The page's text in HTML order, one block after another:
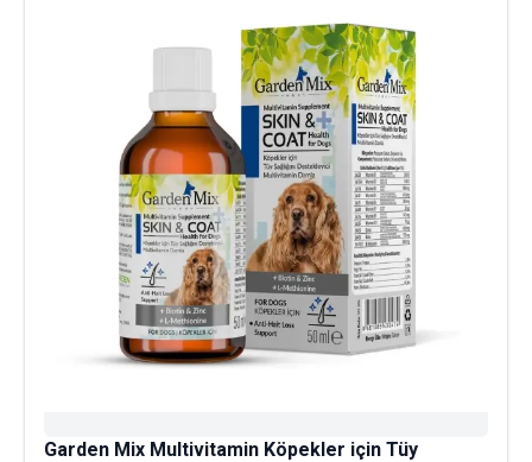
Garden Mix Multivitamin Köpekler için Tüy